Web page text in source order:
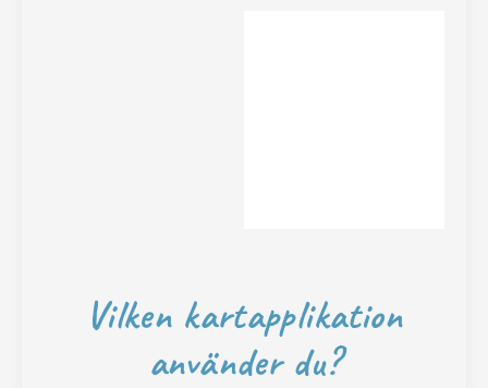
Vilken kartapplikation
använder du?